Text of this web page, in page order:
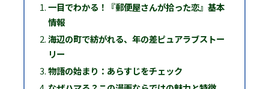
一目でわかる！『郵便屋さんが拾った恋』基本
情報
海辺の町で紡がれる、年の差ピュアラブストー
リー
物語の始まり：あらすじをチェック